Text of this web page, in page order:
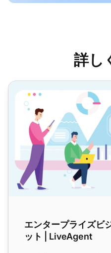
詳し
エンタープライズビジネス
エンタープライズビ
ット | LiveAgent